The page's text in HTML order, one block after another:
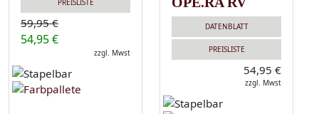
PREISLISTE
59,95 €
54,95 €
zzgl. Mwst
DATENBLATT
PREISLISTE
54,95 €
zzgl. Mwst